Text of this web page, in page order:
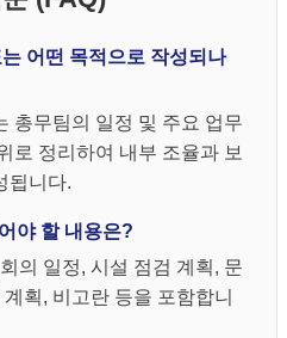
어떤 목적으로 작성되나
총무팀의 일정 및 주요 업무
로 정리하여 내부 조율과 보
됩니다.
야 할 내용은?
의 일정, 시설 점검 계획, 문
획, 비고란 등을 포함합니